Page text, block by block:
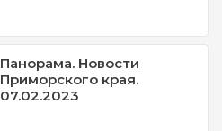
Панорама. Новости
Приморского края.
07.02.2023